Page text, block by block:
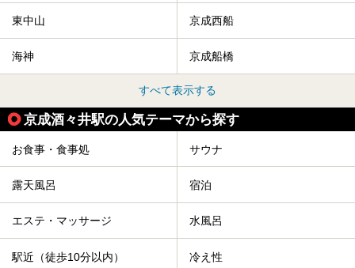
東中山 京成西船
海神 京成船橋
すべて表示する
京成酒々井駅の人気テーマから探す
お食事・食事処 サウナ
露天風呂 宿泊
エステ・マッサージ 水風呂
駅近（徒歩10分以内） 冷え性